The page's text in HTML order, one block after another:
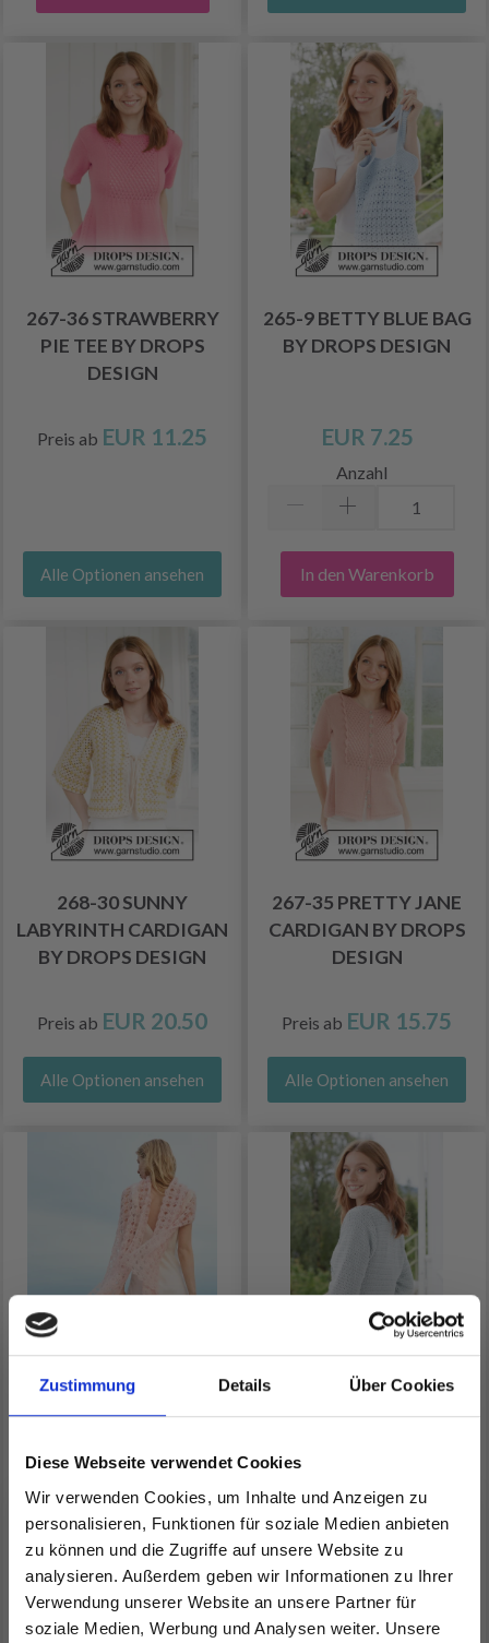
Zustimmung Details Über Cookies
Diese Webseite verwendet Cookies
Wir verwenden Cookies, um Inhalte und Anzeigen zu
personalisieren, Funktionen für soziale Medien anbieten
zu können und die Zugriffe auf unsere Website zu
analysieren. Außerdem geben wir Informationen zu Ihrer
Verwendung unserer Website an unsere Partner für
soziale Medien, Werbung und Analysen weiter. Unsere
267-36 STRAWBERRY
PIE TEE BY DROPS
DESIGN
Preis ab EUR 11.25
Alle Optionen ansehen
265-9 BETTY BLUE BAG
BY DROPS DESIGN
EUR 7.25
Anzahl
In den Warenkorb
268-30 SUNNY
LABYRINTH CARDIGAN
BY DROPS DESIGN
Preis ab EUR 20.50
Alle Optionen ansehen
267-35 PRETTY JANE
CARDIGAN BY DROPS
DESIGN
Preis ab EUR 15.75
Alle Optionen ansehen
SCHAL
EUR 49.50
Anzahl
Preis abEUR 16.40